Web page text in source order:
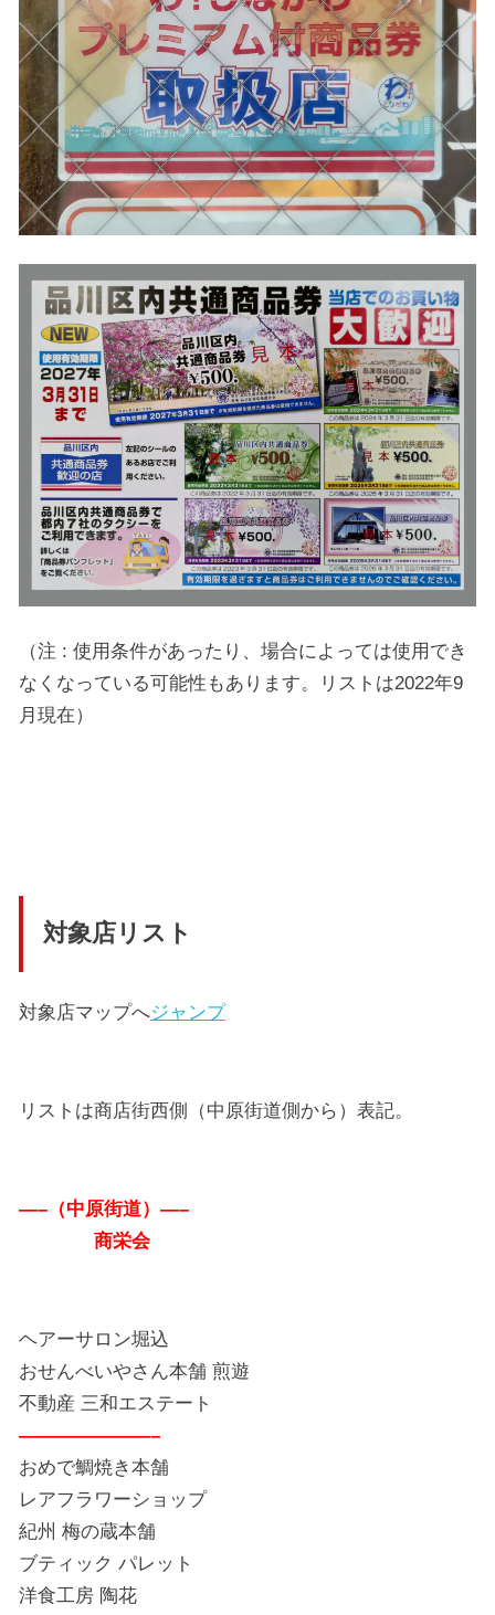
（注 : 使用条件があったり、場合によっては使用でき
なくなっている可能性もあります。リストは2022年9
月現在）
対象店リスト
対象店マップへジャンプ
リストは商店街西側（中原街道側から）表記。
—–（中原街道）—–
商栄会
ヘアーサロン堀込
おせんべいやさん本舗 煎遊
不動産 三和エステート
———————–
おめで鯛焼き本舗
レアフラワーショップ
紀州 梅の蔵本舗
ブティック パレット
洋食工房 陶花